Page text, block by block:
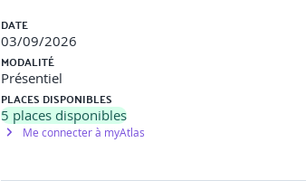
DATE
03/09/2026
MODALITÉ
Présentiel
PLACES DISPONIBLES
5 places disponibles
Me connecter à myAtlas